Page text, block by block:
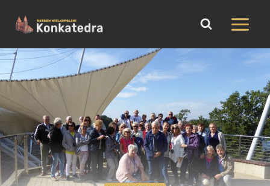
treści